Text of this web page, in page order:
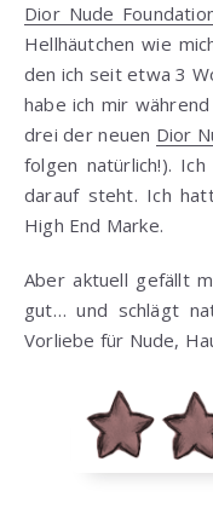
Dior Nude
Hellhäutchen wie
den ich seit etwa 3
habe ich mir
drei der neuen Dior
folgen natürlich!).
darauf steht. Ich
High End Marke.
Aber aktuell gefällt
gut… und schlägt
Vorliebe für Nude,